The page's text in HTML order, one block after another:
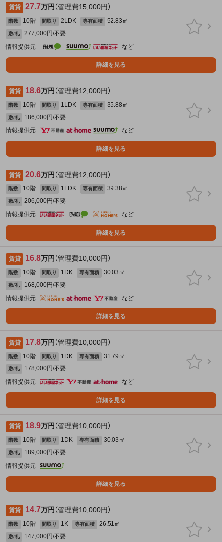
賃貸 27.7万円 （管理費15,000円）
階数 10階 間取り 2LDK 専有面積 52.83㎡
敷/礼
277,000円/不要
情報提供元
など
詳細を見る
賃貸 18.6万円 （管理費12,000円）
階数 10階 間取り 1LDK 専有面積 35.88㎡
敷/礼
186,000円/不要
情報提供元
など
詳細を見る
賃貸 20.6万円 （管理費12,000円）
階数 10階 間取り 1LDK 専有面積 39.38㎡
敷/礼
206,000円/不要
情報提供元
など
詳細を見る
賃貸 16.8万円 （管理費10,000円）
階数 10階 間取り 1DK 専有面積 30.03㎡
敷/礼
168,000円/不要
情報提供元
など
詳細を見る
賃貸 17.8万円 （管理費10,000円）
階数 10階 間取り 1DK 専有面積 31.79㎡
敷/礼
178,000円/不要
情報提供元
など
詳細を見る
賃貸 18.9万円 （管理費10,000円）
階数 10階 間取り 1DK 専有面積 30.03㎡
敷/礼
189,000円/不要
情報提供元
詳細を見る
賃貸 14.7万円 （管理費10,000円）
階数 10階 間取り 1K 専有面積 26.51㎡
敷/礼
147,000円/不要